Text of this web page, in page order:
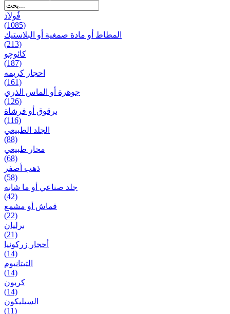
فُولاَذ
(1085)
المطاط أو مادة صمغية أو البلاستيك
(213)
کائوچو
(187)
احجار کریمه
(161)
جوهرة أو الماس الذري
(126)
برقوق أو فرشاة
(116)
الجلد الطبيعي
(88)
محار طبيعي
(68)
ذهب أصفر
(58)
جلد صناعي أو ما شابه
(42)
قماش أو مشمع
(22)
برلیان
(21)
أحجار زركونيا
(14)
التيتانيوم
(14)
كربون
(14)
السيليكون
(11)